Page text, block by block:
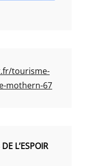
tourisme-
mothern-67
L’ESPOIR